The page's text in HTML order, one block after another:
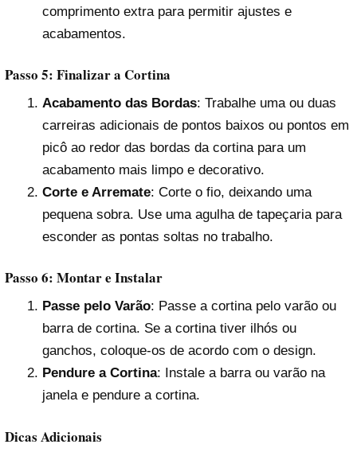
comprimento extra para permitir ajustes e
acabamentos.
Passo 5: Finalizar a Cortina
Acabamento das Bordas: Trabalhe uma ou duas
carreiras adicionais de pontos baixos ou pontos em
picô ao redor das bordas da cortina para um
acabamento mais limpo e decorativo.
Corte e Arremate: Corte o fio, deixando uma
pequena sobra. Use uma agulha de tapeçaria para
esconder as pontas soltas no trabalho.
Passo 6: Montar e Instalar
Passe pelo Varão: Passe a cortina pelo varão ou
barra de cortina. Se a cortina tiver ilhós ou
ganchos, coloque-os de acordo com o design.
Pendure a Cortina: Instale a barra ou varão na
janela e pendure a cortina.
Dicas Adicionais